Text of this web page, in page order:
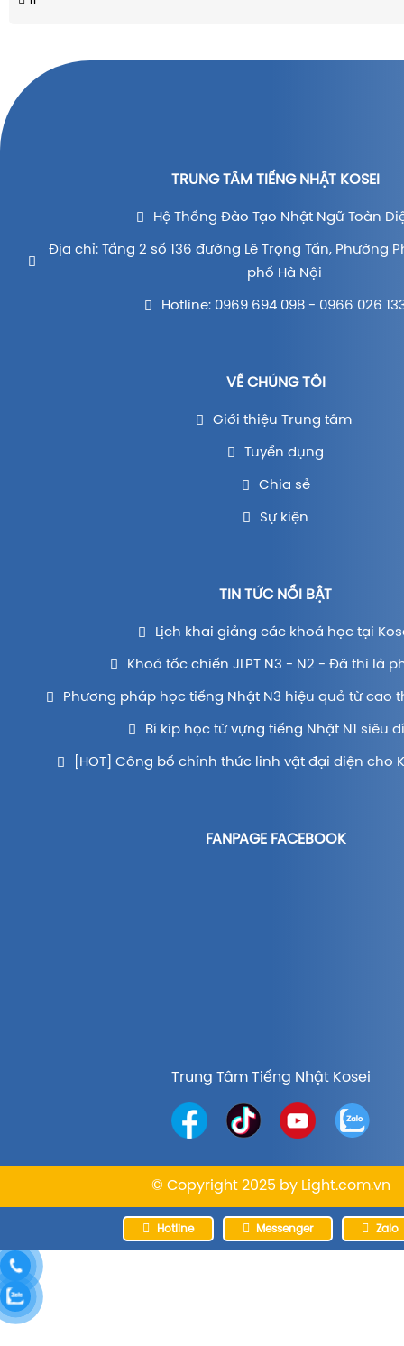
TRUNG TÂM TIẾNG NHẬT KOSEI
Hệ Thống Đào Tạo Nhật Ngữ Toàn
Địa chỉ: Tầng 2 số 136 đường Lê Trọng Tấn, Phường
phố Hà Nội
Hotline: 0969 694 098 - 0966 026
VỀ CHÚNG TÔI
Giới thiệu Trung tâm
Tuyển dụng
Chia sẻ
Sự kiện
TIN TỨC NỔI BẬT
Lịch khai giảng các khoá học tại
Khoá tốc chiến JLPT N3 - N2 - Đã thi là
Phương pháp học tiếng Nhật N3 hiệu quả từ cao
Bí kíp học từ vựng tiếng Nhật N1 siêu
[HOT] Công bố chính thức linh vật đại diện cho
FANPAGE FACEBOOK
Trung Tâm Tiếng Nhật Kosei
© Copyright 2025 by Light.com.vn
Hotline Messenger Zalo